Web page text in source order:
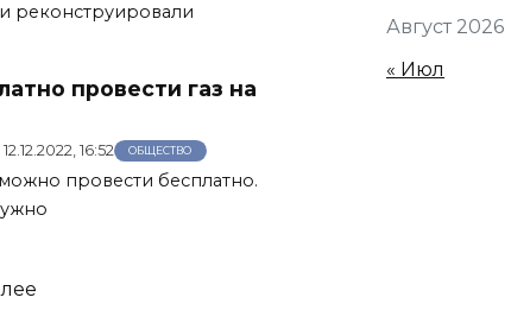
реконструировали
провести газ на
12.12.2022, 16:52 ОБЩЕСТВО
можно провести бесплатно.
Август 2026
« Июл